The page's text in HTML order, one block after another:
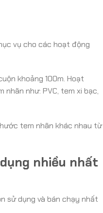
vụ cho các hoạt động
khoảng 100m. Hoạt
như: PVC, tem xi bạc,
tem nhãn khác nhau từ
nhiều nhất
sử dụng và bán chạy nhất